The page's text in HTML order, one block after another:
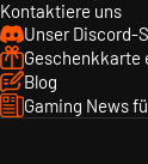
Objekte
Kontaktiere uns
Unser Discord-
Geschenkkarte
Blog
Gaming News